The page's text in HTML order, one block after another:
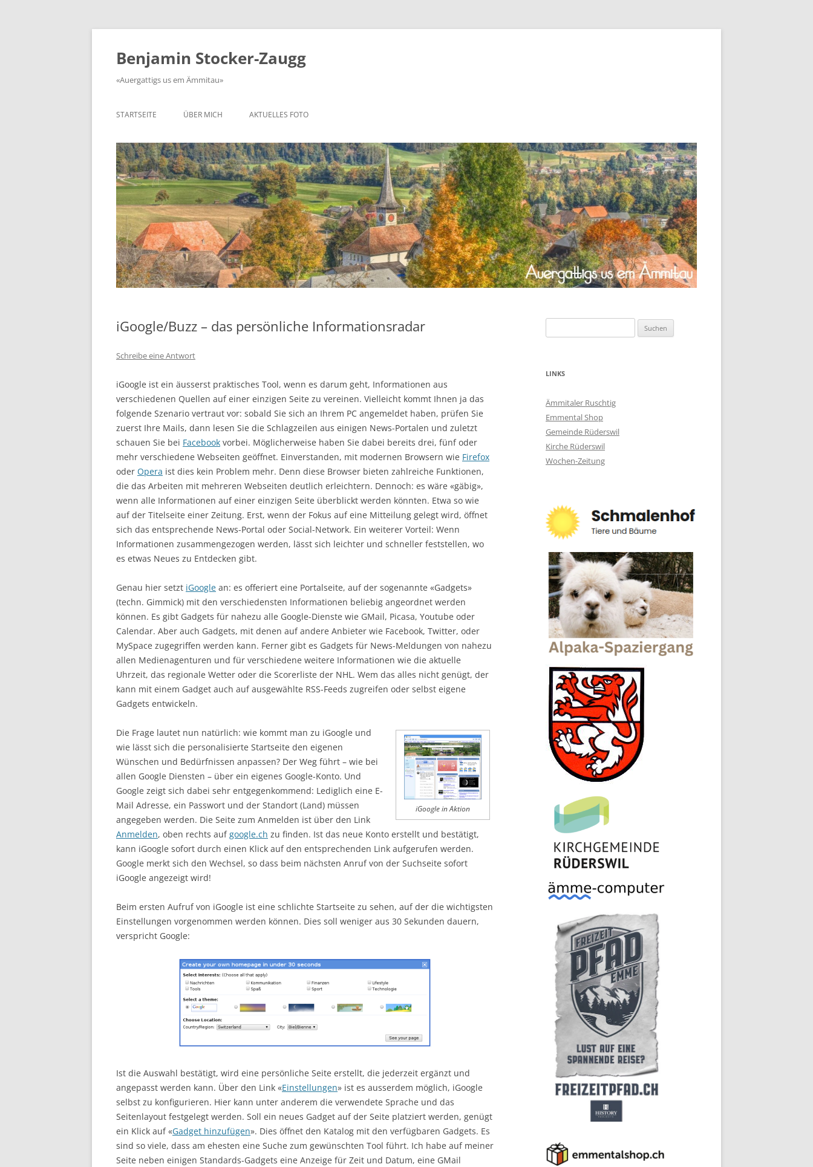
Zum
springen
Benjamin Stocker-Zaugg
«Auergattigs us em Ämmitau»
STARTSEITE ÜBER MICH AKTUELLES FOTO
iGoogle/Buzz – das persönliche Informationsradar
Schreibe eine Antwort
iGoogle ist ein äusserst praktisches Tool, wenn es darum geht, Informationen aus
verschiedenen Quellen auf einer einzigen Seite zu vereinen. Vielleicht kommt Ihnen ja das
folgende Szenario vertraut vor: sobald Sie sich an Ihrem PC angemeldet haben, prüfen Sie
zuerst Ihre Mails, dann lesen Sie die Schlagzeilen aus einigen News-Portalen und zuletzt
schauen Sie bei Facebook vorbei. Möglicherweise haben Sie dabei bereits drei, fünf oder
mehr verschiedene Webseiten geöffnet. Einverstanden, mit modernen Browsern wie Firefox
oder Opera ist dies kein Problem mehr. Denn diese Browser bieten zahlreiche Funktionen,
die das Arbeiten mit mehreren Webseiten deutlich erleichtern. Dennoch: es wäre «gäbig»,
wenn alle Informationen auf einer einzigen Seite überblickt werden könnten. Etwa so wie
auf der Titelseite einer Zeitung. Erst, wenn der Fokus auf eine Mitteilung gelegt wird, öffnet
sich das entsprechende News-Portal oder Social-Network. Ein weiterer Vorteil: Wenn
Informationen zusammengezogen werden, lässt sich leichter und schneller feststellen, wo
es etwas Neues zu Entdecken gibt.
Genau hier setzt iGoogle an: es offeriert eine Portalseite, auf der sogenannte «Gadgets»
(techn. Gimmick) mit den verschiedensten Informationen beliebig angeordnet werden
können. Es gibt Gadgets für nahezu alle Google-Dienste wie GMail, Picasa, Youtube oder
Calendar. Aber auch Gadgets, mit denen auf andere Anbieter wie Facebook, Twitter, oder
MySpace zugegriffen werden kann. Ferner gibt es Gadgets für News-Meldungen von nahezu
allen Medienagenturen und für verschiedene weitere Informationen wie die aktuelle
Uhrzeit, das regionale Wetter oder die Scorerliste der NHL. Wem das alles nicht genügt, der
kann mit einem Gadget auch auf ausgewählte RSS-Feeds zugreifen oder selbst eigene
Gadgets entwickeln.
iGoogle in Aktion
Die Frage lautet nun natürlich: wie kommt man zu iGoogle und
wie lässt sich die personalisierte Startseite den eigenen
Wünschen und Bedürfnissen anpassen? Der Weg führt – wie bei
allen Google Diensten – über ein eigenes Google-Konto. Und
Google zeigt sich dabei sehr entgegenkommend: Lediglich eine E-
Mail Adresse, ein Passwort und der Standort (Land) müssen
angegeben werden. Die Seite zum Anmelden ist über den Link
Anmelden, oben rechts aufgoogle.ch zu finden. Ist das neue Konto erstellt und bestätigt,
kann iGoogle sofort durch einen Klick auf den entsprechenden Link aufgerufen werden.
Google merkt sich den Wechsel, so dass beim nächsten Anruf von der Suchseite sofort
iGoogle angezeigt wird!
Beim ersten Aufruf von iGoogle ist eine schlichte Startseite zu sehen, auf der die wichtigsten
Einstellungen vorgenommen werden können. Dies soll weniger aus 30 Sekunden dauern,
verspricht Google:
Ist die Auswahl bestätigt, wird eine persönliche Seite erstellt, die jederzeit ergänzt und
angepasst werden kann. Über den Link «Einstellungen» ist es ausserdem möglich, iGoogle
selbst zu konfigurieren. Hier kann unter anderem die verwendete Sprache und das
Seitenlayout festgelegt werden. Soll ein neues Gadget auf der Seite platziert werden, genügt
ein Klick auf «Gadget hinzufügen». Dies öffnet den Katalog mit den verfügbaren Gadgets. Es
sind so viele, dass am ehesten eine Suche zum gewünschten Tool führt. Ich habe auf meiner
Seite neben einigen Standards-Gadgets eine Anzeige für Zeit und Datum, eine GMail
nach:
LINKS
Ämmitaler Ruschtig
Emmental Shop
Gemeinde Rüderswil
Kirche Rüderswil
Wochen-Zeitung